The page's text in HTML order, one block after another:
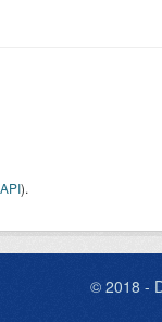
).
© 2018 -